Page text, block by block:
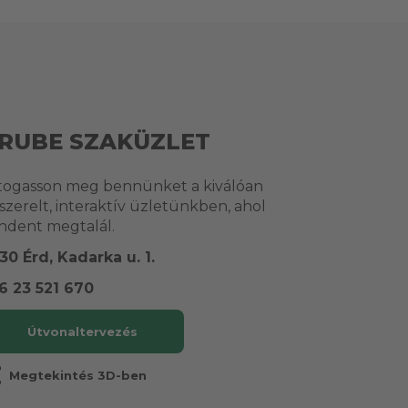
SZAKÜZLET
meg bennünket a kiválóan
interaktív üzletünkben, ahol
megtalál.
Érd, Kadarka u. 1.
23 521 670
Útvonaltervezés
Megtekintés 3D-ben